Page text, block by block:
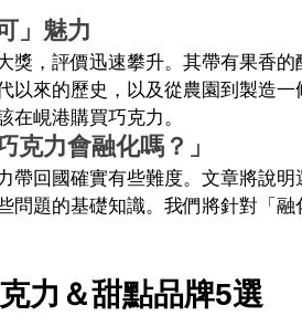
」魅力
獎，評價迅速攀升。其帶有果香
以來的歷史，以及從農園到製造
在峴港購買巧克力。
克力會融化嗎？」
帶回國確實有些難度。文章將說
問題的基礎知識。我們將針對「
力＆甜點品牌5選